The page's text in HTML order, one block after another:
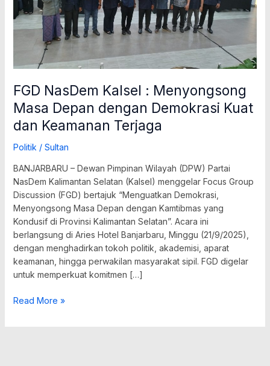
FGD NasDem Kalsel : Menyongsong
Masa Depan dengan Demokrasi Kuat
dan Keamanan Terjaga
Politik / Sultan
BANJARBARU – Dewan Pimpinan Wilayah (DPW) Partai
NasDem Kalimantan Selatan (Kalsel) menggelar Focus Group
Discussion (FGD) bertajuk “Menguatkan Demokrasi,
Menyongsong Masa Depan dengan Kamtibmas yang
Kondusif di Provinsi Kalimantan Selatan”. Acara ini
berlangsung di Aries Hotel Banjarbaru, Minggu (21/9/2025),
dengan menghadirkan tokoh politik, akademisi, aparat
keamanan, hingga perwakilan masyarakat sipil. FGD digelar
untuk memperkuat komitmen […]
Kuat
dan
Keamanan
Read More »